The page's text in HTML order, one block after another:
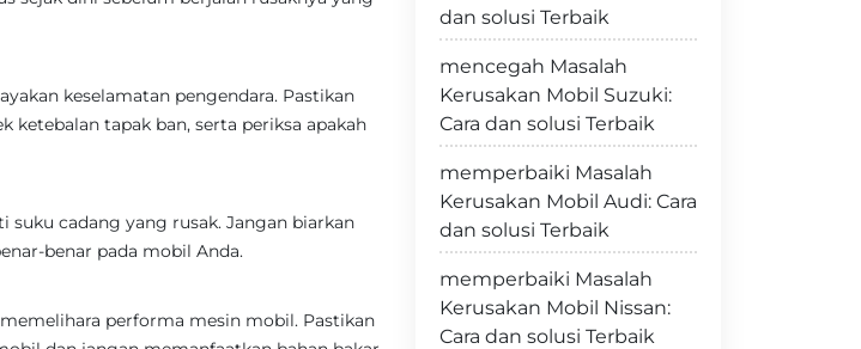
keselamatan pengendara. Pastikan
ketebalan tapak ban, serta periksa apakah
cadang yang rusak. Jangan biarkan
benar pada mobil Anda.
performa mesin mobil. Pastikan
dan solusi Terbaik
mencegah Masalah
Kerusakan Mobil Suzuki:
Cara dan solusi Terbaik
memperbaiki Masalah
Kerusakan Mobil Audi: Cara
dan solusi Terbaik
memperbaiki Masalah
Kerusakan Mobil Nissan:
Cara dan solusi Terbaik